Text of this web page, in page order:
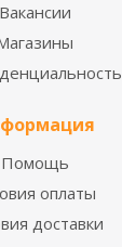
Вакансии
Помощь
оплаты
доставки